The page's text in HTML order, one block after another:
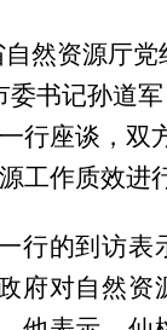
然资源厅党
委书记孙道
行座谈，双
工作质效进
行的到访表
府对自然资